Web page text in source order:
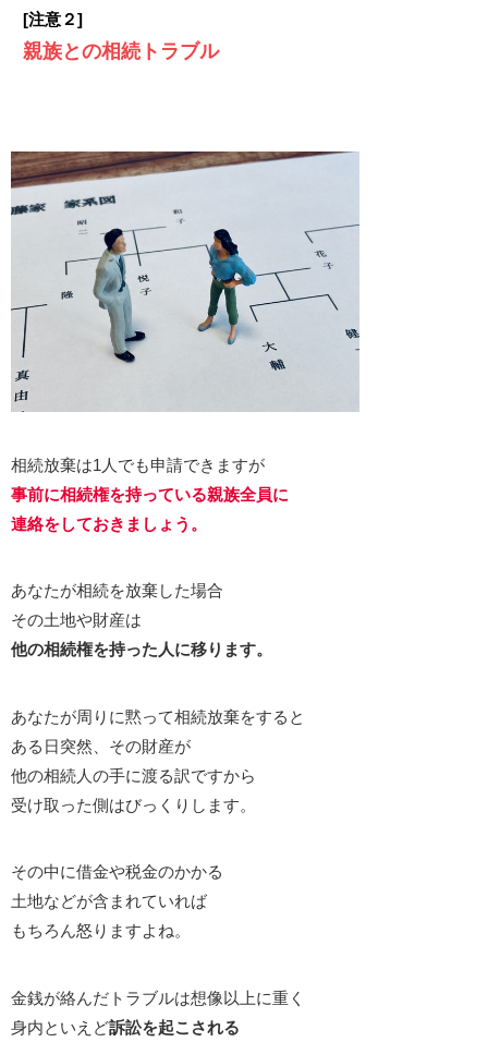
[注意２]
親族との相続トラブル
相続放棄は1人でも申請できますが
事前に相続権を持っている親族全員に
連絡をしておきましょう。
あなたが相続を放棄した場合
その土地や財産は
他の相続権を持った人に移ります。
あなたが周りに黙って相続放棄をすると
ある日突然、その財産が
他の相続人の手に渡る訳ですから
受け取った側はびっくりします。
その中に借金や税金のかかる
土地などが含まれていれば
もちろん怒りますよね。
金銭が絡んだトラブルは想像以上に重く
身内といえど訴訟を起こされる